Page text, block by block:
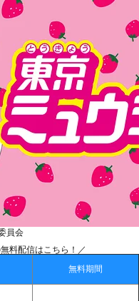
員会
料配信はこちら！／
無料期間